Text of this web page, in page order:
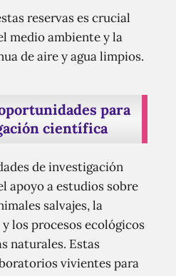
reservas es crucial
medio ambiente y la
de aire y agua limpios.
para
científica
de investigación
apoyo a estudios sobre
salvajes, la
los procesos ecológicos
naturales. Estas
vivientes para